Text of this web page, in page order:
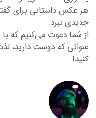
هر عکس داستانی برای
جدیدی ببرد.
از شما دعوت می‌کنیم که
عنوانی که دوست دارید،
کنید!